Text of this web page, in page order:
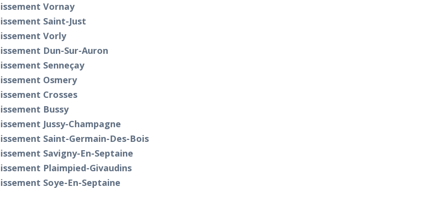
Vornay
Saint-Just
Vorly
Dun-Sur-Auron
Senneçay
Osmery
Crosses
Bussy
Jussy-Champagne
Saint-Germain-Des-Bois
Savigny-En-Septaine
Plaimpied-Givaudins
Soye-En-Septaine